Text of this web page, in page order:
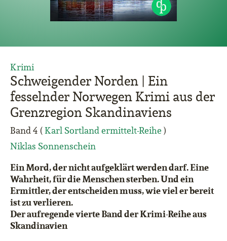
Schweigender Norden | Ein
fesselnder Norwegen Krimi aus der
Grenzregion Skandinaviens
Band 4 (Karl Sortland ermittelt-Reihe )
Niklas Sonnenschein
Krimi
Ein Mord, der nicht aufgeklärt werden darf.Eine
Wahrheit, für die Menschen sterben.Und ein
Ermittler, der entscheiden muss, wie viel er bereit
ist zu verlieren.
Der aufregende vierte Band der Krimi-Reihe aus
Skandinavien